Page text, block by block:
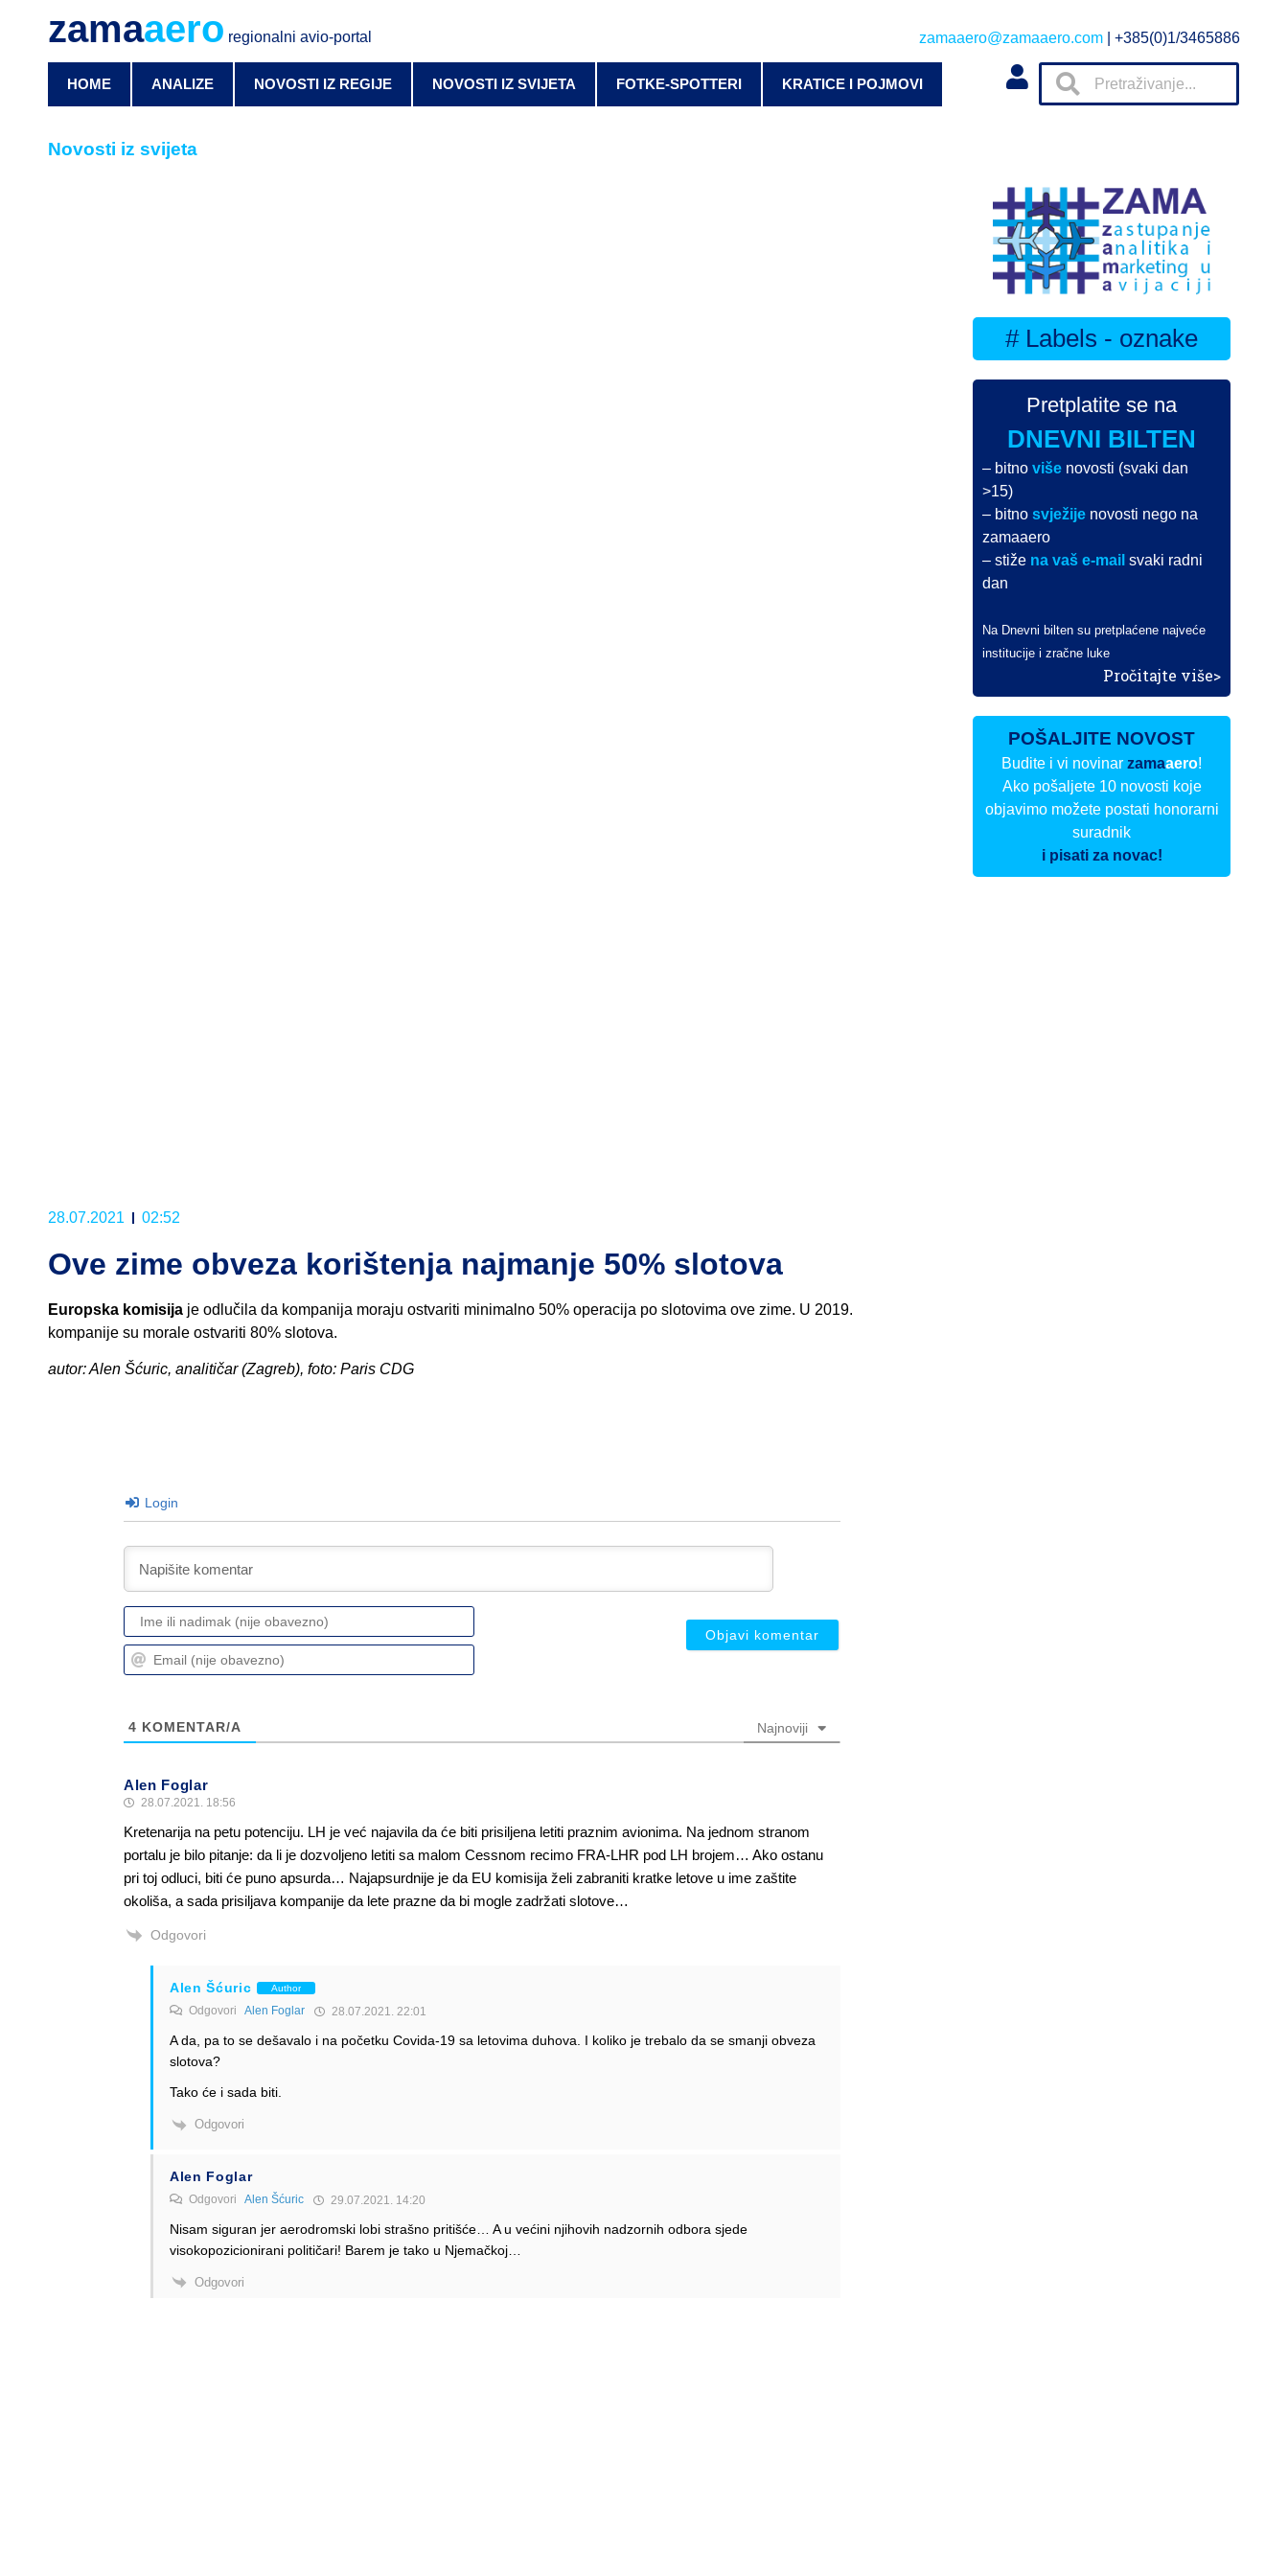
zamaaero regionalni avio-portal zamaaero@zamaaero.com | +385(0)1/3465886
HOME ANALIZE NOVOSTI IZ REGIJE NOVOSTI IZ SVIJETA FOTKE-SPOTTERI KRATICE I POJMOVI
Novosti iz svijeta
28.07.2021 02:52
Ove zime obveza korištenja najmanje 50% slotova
Europska komisija je odlučila da kompanija moraju ostvariti minimalno 50% operacija po slotovima ove zime. U 2019.
kompanije su morale ostvariti 80% slotova.
autor: Alen Šćuric, analitičar (Zagreb), foto: Paris CDG
Login
Ime
ili
nadimak
Email
(nije
4 KOMENTAR/A Najnoviji
Alen Foglar
28.07.2021. 18:56
Kretenarija na petu potenciju. LH je već najavila da će biti prisiljena letiti praznim avionima. Na jednom stranom
portalu je bilo pitanje: da li je dozvoljeno letiti sa malom Cessnom recimo FRA-LHR pod LH brojem… Ako ostanu
pri toj odluci, biti će puno apsurda… Najapsurdnije je da EU komisija želi zabraniti kratke letove u ime zaštite
okoliša, a sada prisiljava kompanije da lete prazne da bi mogle zadržati slotove…
Odgovori
Alen Šćuric Author
Odgovori Alen Foglar 28.07.2021. 22:01
A da, pa to se dešavalo i na početku Covida-19 sa letovima duhova. I koliko je trebalo da se smanji obveza
slotova?
Tako će i sada biti.
Odgovori
Alen Foglar
Odgovori Alen Šćuric 29.07.2021. 14:20
Nisam siguran jer aerodromski lobi strašno pritišće… A u većini njihovih nadzornih odbora sjede
visokopozicionirani političari! Barem je tako u Njemačkoj…
Odgovori
# Labels - oznake
Pretplatite se na
DNEVNI BILTEN
– bitnoviše novosti (svaki dan
>15)
– bitnosvježije novosti nego na
zamaaero
– stiže na vaš e-mail svaki radni
dan
Na Dnevni bilten su pretplaćene najveće
institucije i zračne luke
Pročitajte više>
POŠALJITE NOVOST
Budite i vi novinarzamaaero!
Ako pošaljete 10 novosti koje
objavimo možete postati honorarni
suradnik
i pisati za novac!